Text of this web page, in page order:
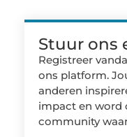
Stuur ons
Registreer
ons platform.
anderen
impact en word
community